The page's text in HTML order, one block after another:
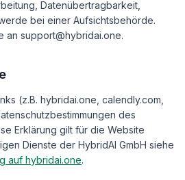
Datenübertragbarkeit,
bei einer Aufsichtsbehörde.
an support@hybridai.one.
(z.B. hybridai.one, calendly.com,
des
Erklärung gilt für die Website
Dienste der HybridAI GmbH siehe
auf hybridai.one.